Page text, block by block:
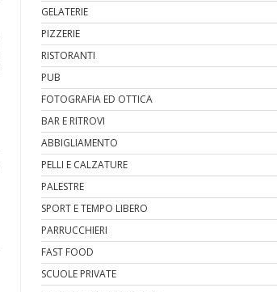
GELATERIE
PIZZERIE
RISTORANTI
PUB
FOTOGRAFIA ED OTTICA
BAR E RITROVI
ABBIGLIAMENTO
PELLI E CALZATURE
PALESTRE
SPORT E TEMPO LIBERO
PARRUCCHIERI
FAST FOOD
SCUOLE PRIVATE